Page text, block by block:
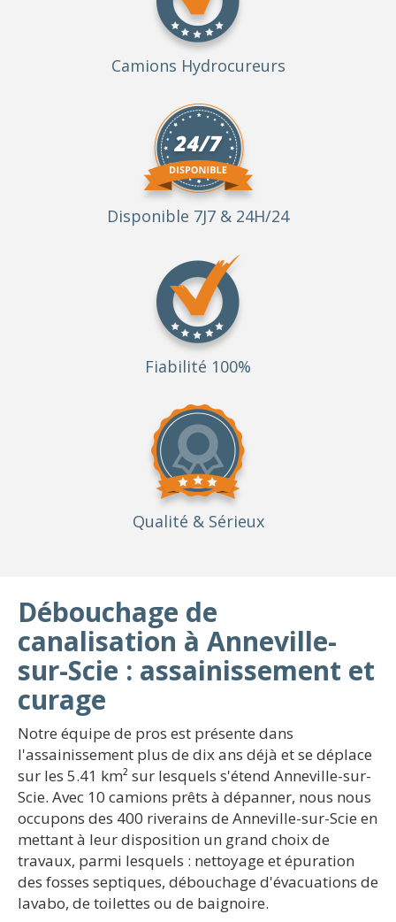
Camions Hydrocureurs
Disponible 7J7 & 24H/24
Fiabilité 100%
Qualité & Sérieux
Débouchage de
canalisation à Anneville-
sur-Scie : assainissement et
curage
Notre équipe de pros est présente dans
l'assainissement plus de dix ans déjà et se déplace
sur les 5.41 km² sur lesquels s'étend Anneville-sur-
Scie. Avec 10 camions prêts à dépanner, nous nous
occupons des 400 riverains de Anneville-sur-Scie en
mettant à leur disposition un grand choix de
travaux, parmi lesquels : nettoyage et épuration
des fosses septiques, débouchage d'évacuations de
lavabo, de toilettes ou de baignoire.